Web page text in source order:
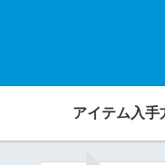
アイテム入手